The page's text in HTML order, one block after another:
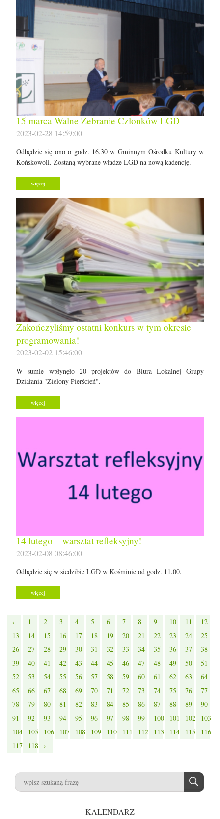
15 marca Walne Zebranie Członków LGD
2023-02-28 14:59:00
Odbędzie się ono o godz. 16.30 w Gminnym Ośrodku Kultury w
Końskowoli. Zostaną wybrane władze LGD na nową kadencję.
więcej
Zakończyliśmy ostatni konkurs w tym okresie
programowania!
2023-02-02 15:46:00
W sumie wpłynęło 20 projektów do Biura Lokalnej Grupy
Działania "Zielony Pierścień".
więcej
14 lutego – warsztat refleksyjny!
2023-02-08 08:46:00
Odbędzie się w siedzibie LGD w Kośminie od godz. 11.00.
więcej
‹ 1 2 3 4 5 6 7 8 9 10 11
12
13
14 15 16 17 18 19 20 21 22 23 24
25
26
27 28 29 30 31 32 33 34 35 36 37
38
39
40 41 42 43 44 45 46 47 48 49 50
51
52
53 54 55 56 57 58 59 60 61 62 63
64
65
66 67 68 69 70 71 72 73 74 75 76
77
78
79 80 81 82 83 84 85 86 87 88 89
90
91
92 93 94 95 96 97 98 99 100 101 102
103
104
105 106 107 108 109 110 111 112 113 114 115
116
117
118 ›
KALENDARZ